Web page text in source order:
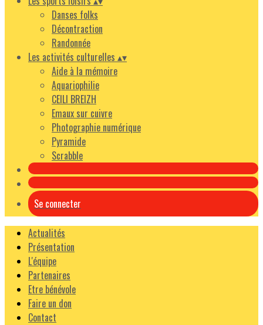
Danses folks
Décontraction
Randonnée
Les activités culturelles ▴▾
Aide à la mémoire
Aquariophilie
CEILI BREIZH
Emaux sur cuivre
Photographie numérique
Pyramide
Scrabble
Se connecter
Actualités
Présentation
L'équipe
Partenaires
Etre bénévole
Faire un don
Contact